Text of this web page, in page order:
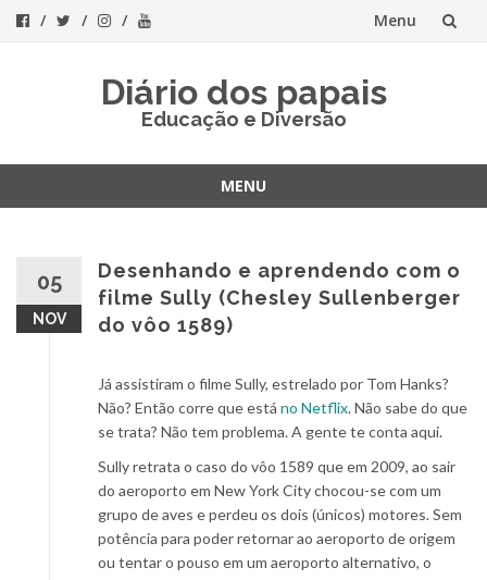
Menu
Diário dos papais
Educação e Diversão
MENU
05
NOV
Desenhando e aprendendo com o
filme Sully (Chesley Sullenberger
do vôo 1589)
Já assistiram o filme Sully, estrelado por Tom Hanks?
Não? Então corre que está no Netflix. Não sabe do que
se trata? Não tem problema. A gente te conta aqui.
Sully retrata o caso do vôo 1589 que em 2009, ao sair
do aeroporto em New York City chocou-se com um
grupo de aves e perdeu os dois (únicos) motores. Sem
potência para poder retornar ao aeroporto de origem
ou tentar o pouso em um aeroporto alternativo, o